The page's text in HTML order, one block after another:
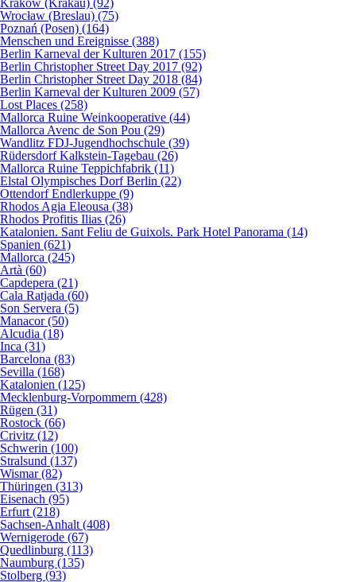
Kraków (Krakau) (92)
Wrocław (Breslau) (75)
Poznań (Posen) (164)
Menschen und Ereignisse (388)
Berlin Karneval der Kulturen 2017 (155)
Berlin Christopher Street Day 2017 (92)
Berlin Christopher Street Day 2018 (84)
Berlin Karneval der Kulturen 2009 (57)
Lost Places (258)
Mallorca Ruine Weinkooperative (44)
Mallorca Avenc de Son Pou (29)
Wandlitz FDJ-Jugendhochschule (39)
Rüdersdorf Kalkstein-Tagebau (26)
Mallorca Ruine Teppichfabrik (11)
Elstal Olympisches Dorf Berlin (22)
Ottendorf Endlerkuppe (9)
Rhodos Agia Eleousa (38)
Rhodos Profitis Ilias (26)
Katalonien. Sant Feliu de Guixols. Park Hotel Panorama (14)
Spanien (621)
Mallorca (245)
Artà (60)
Capdepera (21)
Cala Ratjada (60)
Son Servera (5)
Manacor (50)
Alcudia (18)
Inca (31)
Barcelona (83)
Sevilla (168)
Katalonien (125)
Mecklenburg-Vorpommern (428)
Rügen (31)
Rostock (66)
Crivitz (12)
Schwerin (100)
Stralsund (137)
Wismar (82)
Thüringen (313)
Eisenach (95)
Erfurt (218)
Sachsen-Anhalt (408)
Wernigerode (67)
Quedlinburg (113)
Naumburg (135)
Stolberg (93)